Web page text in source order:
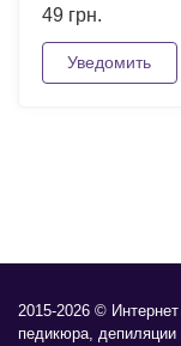
49 грн.
Уведомить
2015-2026 ©
педикюра,